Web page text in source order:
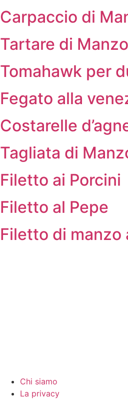
Carpaccio di
Tartare di Manzo
Tomahawk per
Fegato alla
Costarelle
Tagliata di
Filetto ai Porcini
Filetto al Pepe
Filetto di manzo
Chi siamo
La privacy